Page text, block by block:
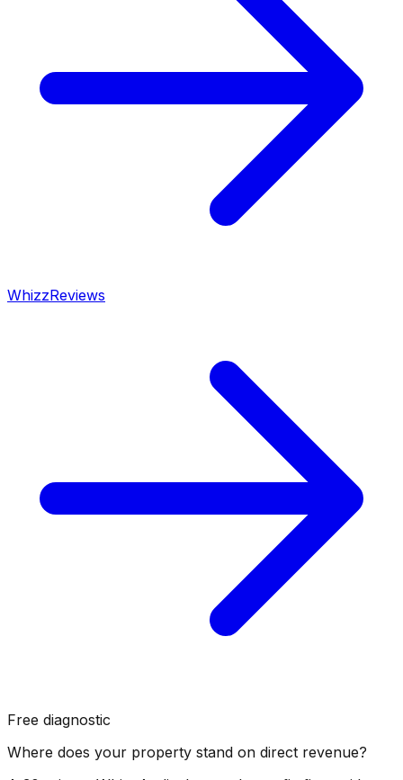
WhizzReviews
Free diagnostic
Where does your property stand on direct revenue?